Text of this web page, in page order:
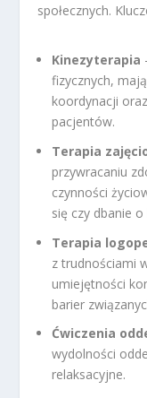
społecznych.
Kinezyterapia
fizycznych,
koordynacji
pacjentów.
Terapia
przywracaniu
czynności
się czy dbanie o
Terapia
z trudnościami
umiejętności
barier
Ćwiczenia
wydolności
relaksacyjne.